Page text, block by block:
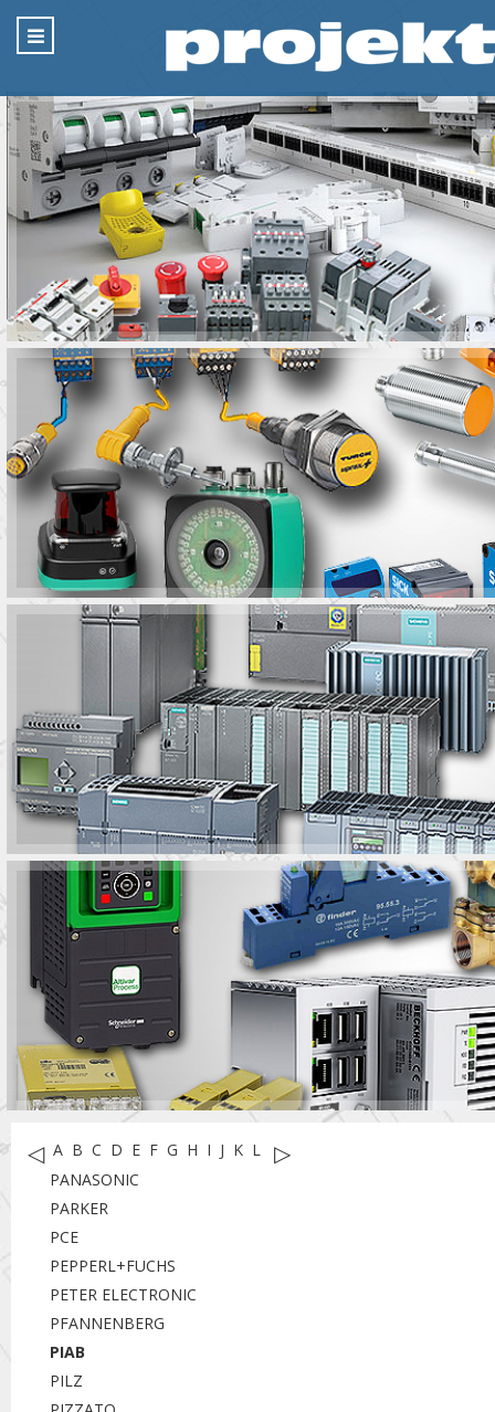
◁ A B C D E F G H I J K L M
▷
PANASONIC
PARKER
PCE
PEPPERL+FUCHS
PETER ELECTRONIC
PFANNENBERG
PIAB
PILZ